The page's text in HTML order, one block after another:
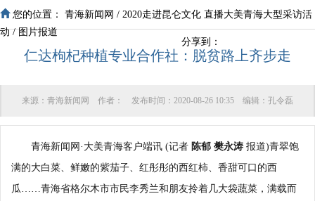
您的位置： 青海新闻网 / 2020走进昆仑文化 直播大美青海大型采访活
动/图片报道
分享到：
仁达枸杞种植专业合作社：脱贫路上齐步走
来源： 青海新闻网 作者： 发布时间： 2020-08-26 10:35 编辑： 孔令磊
青海新闻网·大美青海客户端讯 (记者 陈郁 樊永涛 报道)青翠饱
满的大白菜、鲜嫩的紫茄子、红彤彤的西红柿、香甜可口的西
瓜……青海省格尔木市市民李秀兰和朋友拎着几大袋蔬菜，满载而